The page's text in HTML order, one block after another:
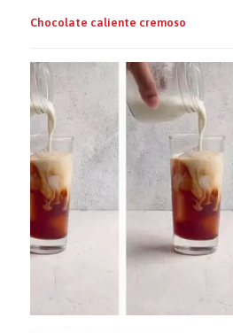
Chocolate caliente cremoso